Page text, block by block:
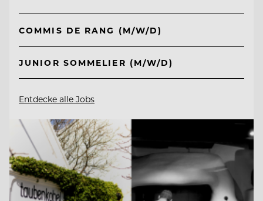
COMMIS DE RANG (M/W/D)
JUNIOR SOMMELIER (M/W/D)
Entdecke alle Jobs